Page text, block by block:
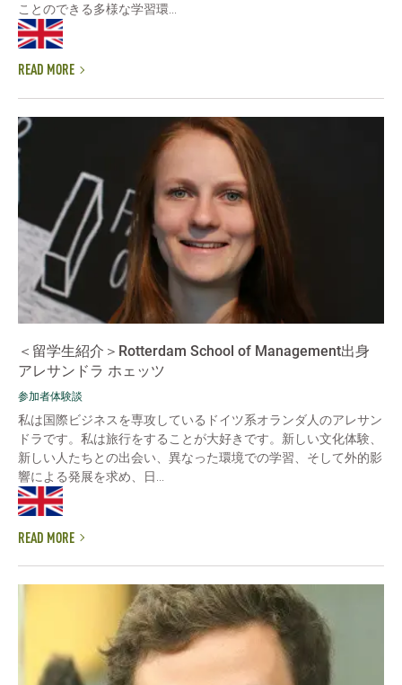
ことのできる多様な学習環...
READ MORE
＜留学生紹介＞Rotterdam School of Management出身
アレサンドラ ホェッツ
参加者体験談
私は国際ビジネスを専攻しているドイツ系オランダ人のアレサン
ドラです。私は旅行をすることが大好きです。新しい文化体験、
新しい人たちとの出会い、異なった環境での学習、そして外的影
響による発展を求め、日...
READ MORE